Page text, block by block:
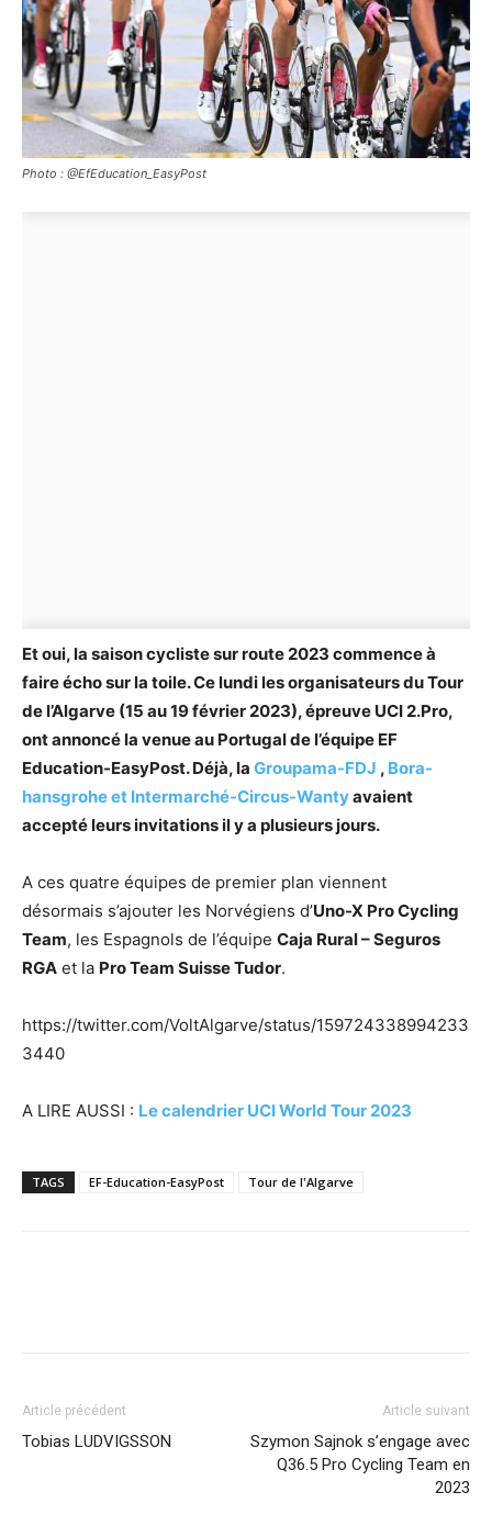
Photo : @EfEducation_EasyPost
Et oui, la saison cycliste sur route 2023 commence à
faire écho sur la toile. Ce lundi les organisateurs du Tour
de l’Algarve (15 au 19 février 2023), épreuve UCI 2.Pro,
ont annoncé la venue au Portugal de l’équipe EF
Education-EasyPost. Déjà, la Groupama-FDJ , Bora-
hansgrohe et Intermarché-Circus-Wantyavaient
accepté leurs invitations il y a plusieurs jours.
A ces quatre équipes de premier plan viennent
désormais s’ajouter les Norvégiens d’Uno-X Pro Cycling
Team, les Espagnols de l’équipe Caja Rural – Seguros
RGA et la Pro Team Suisse Tudor.
https://twitter.com/VoltAlgarve/status/159724338994233
3440
A LIRE AUSSI : Le calendrier UCI World Tour 2023
TAGS EF-Education-EasyPost Tour de l'Algarve
Article précédent
Tobias LUDVIGSSON
Article suivant
Szymon Sajnok s’engage avec
Q36.5 Pro Cycling Team en
2023